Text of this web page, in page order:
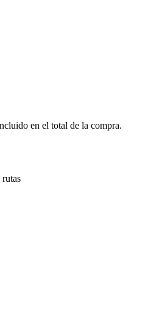
en el total de la compra.